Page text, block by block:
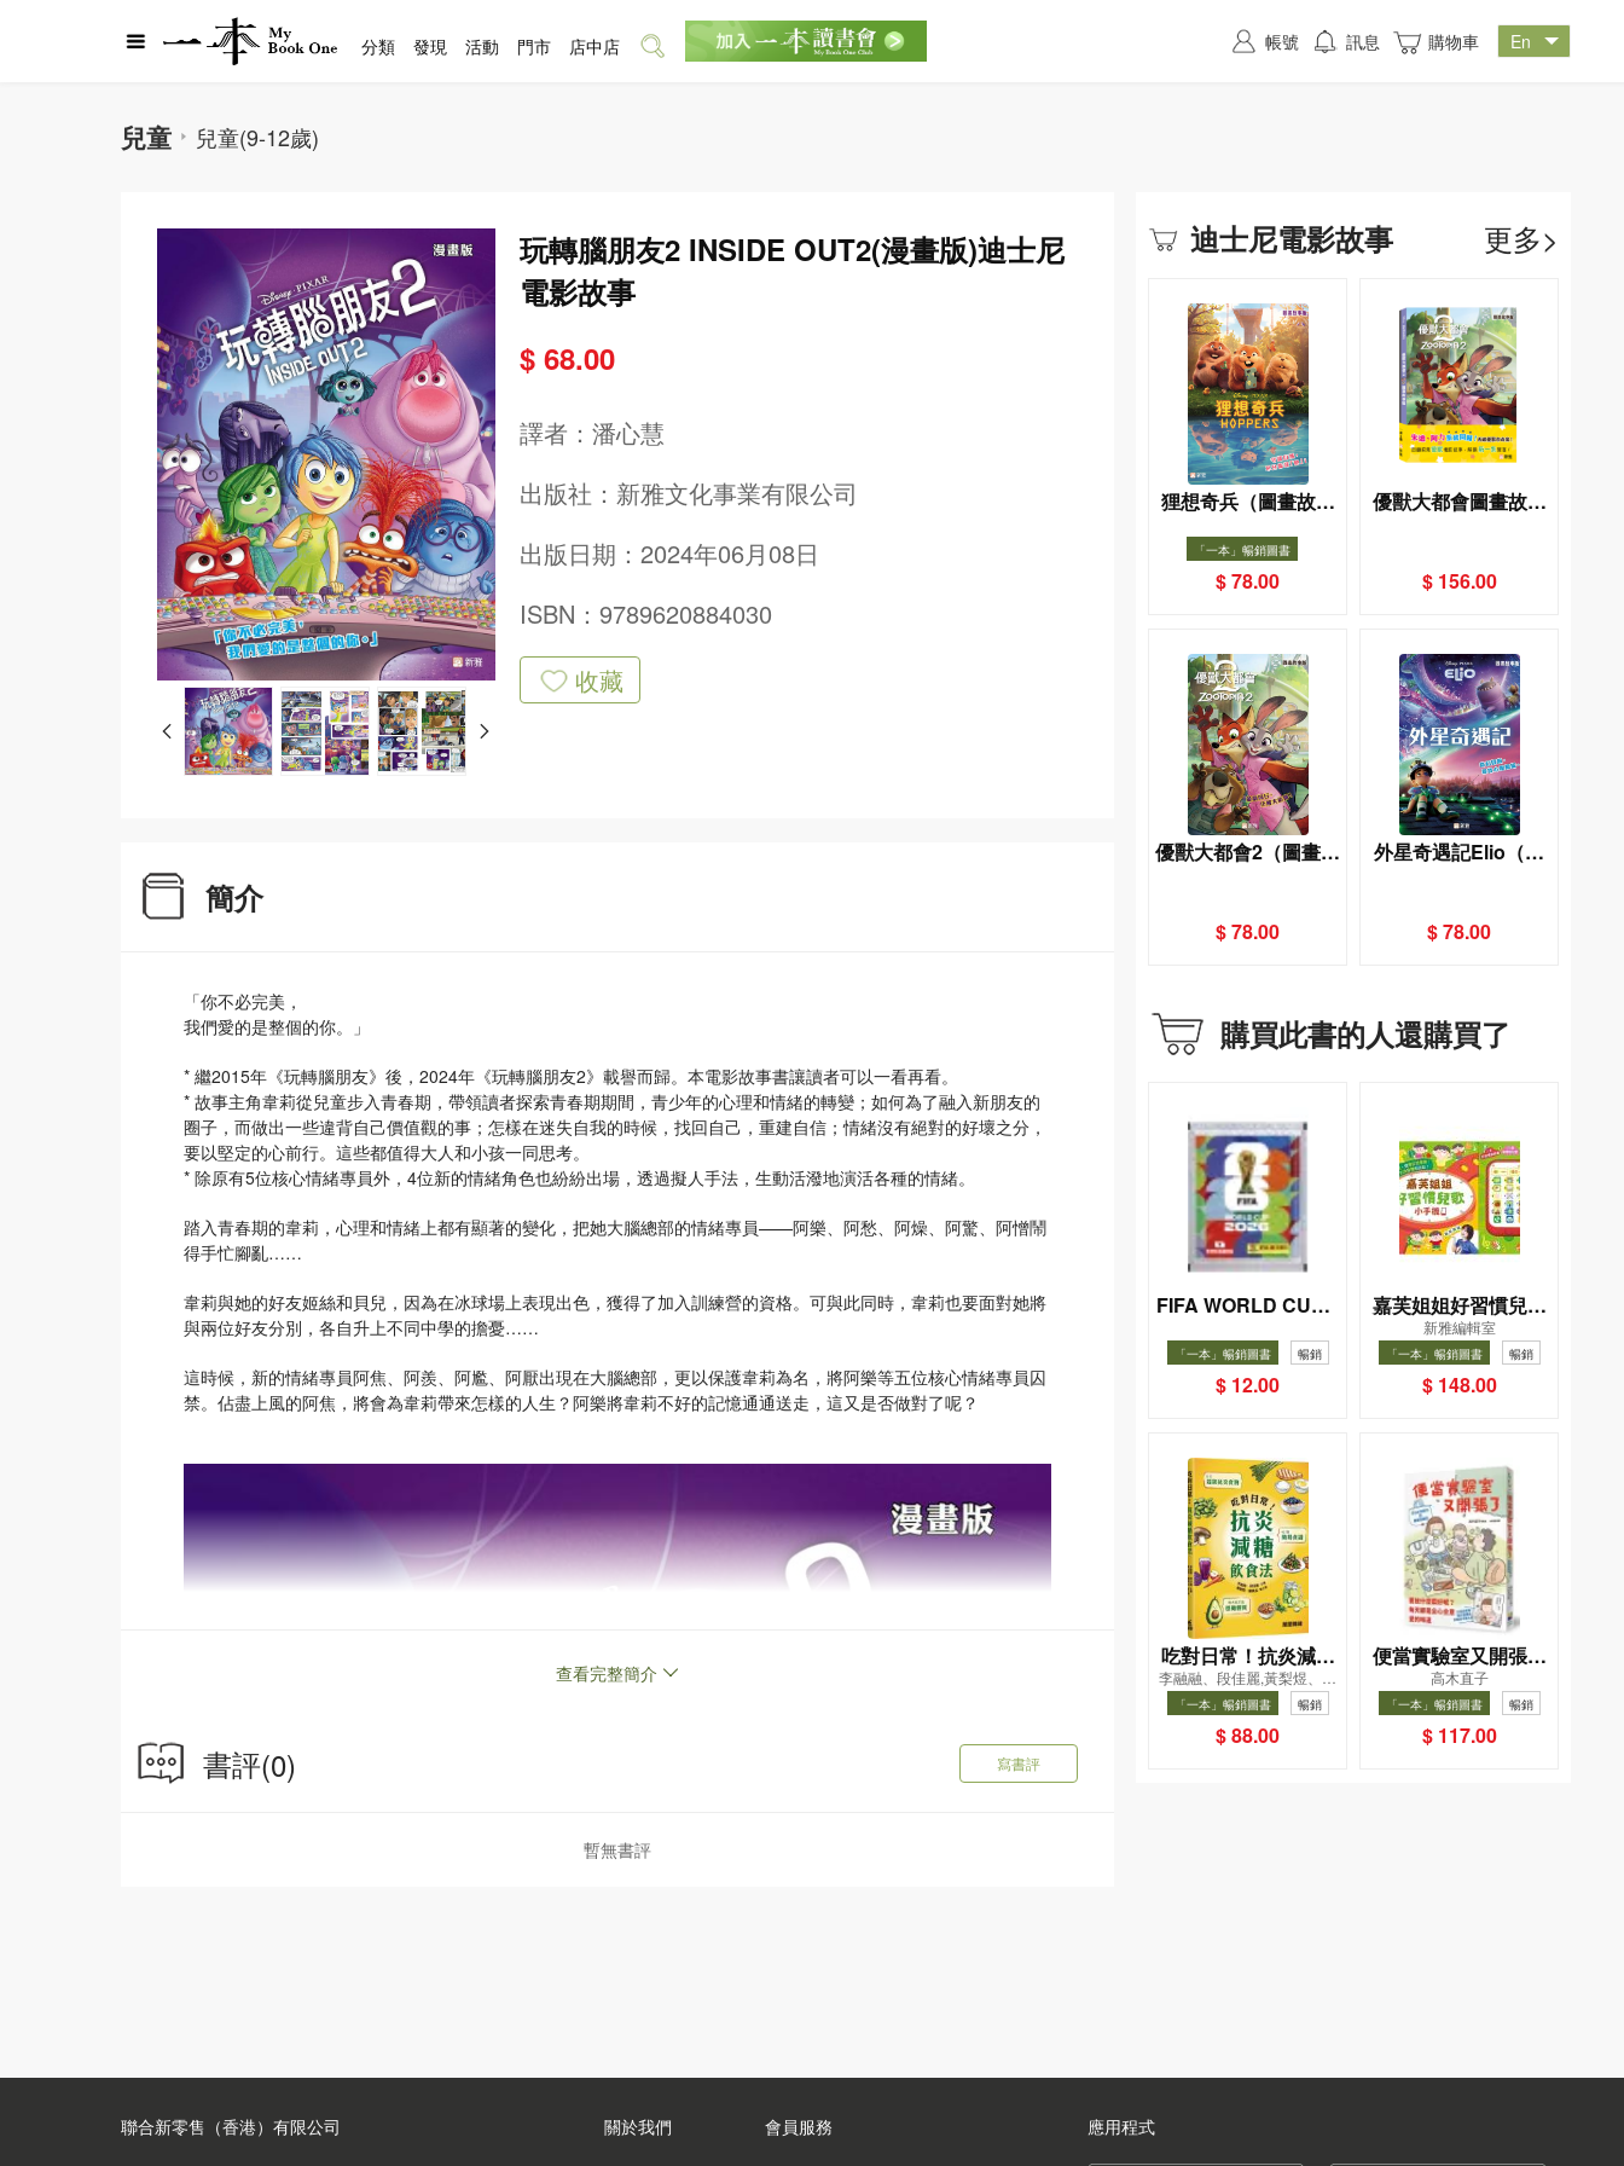
兒童 兒童(9-12歲)
玩轉腦朋友2 INSIDE OUT2(漫畫版)迪士尼
電影故事
$ 68.00
譯者： 潘心慧
出版社： 新雅文化事業有限公司
出版日期：2024年06月08日
ISBN：9789620884030
收藏
簡介
「你不必完美，
我們愛的是整個的你。」
* 繼2015年《玩轉腦朋友》後，2024年《玩轉腦朋友2》載譽而歸。本電影故事書讓讀者可以一看再看。
* 故事主角韋莉從兒童步入青春期，帶領讀者探索青春期期間，青少年的心理和情緒的轉變；如何為了融入新朋友的
圈子，而做出一些違背自己價值觀的事；怎樣在迷失自我的時候，找回自己，重建自信；情緒沒有絕對的好壞之分，
要以堅定的心前行。這些都值得大人和小孩一同思考。
* 除原有5位核心情緒專員外，4位新的情緒角色也紛紛出場，透過擬人手法，生動活潑地演活各種的情緒。
踏入青春期的韋莉，心理和情緒上都有顯著的變化，把她大腦總部的情緒專員——阿樂、阿愁、阿燥、阿驚、阿憎鬧
得手忙腳亂……
韋莉與她的好友姬絲和貝兒，因為在冰球場上表現出色，獲得了加入訓練營的資格。可與此同時，韋莉也要面對她將
與兩位好友分別，各自升上不同中學的擔憂……
這時候，新的情緒專員阿焦、阿羨、阿尷、阿厭出現在大腦總部，更以保護韋莉為名，將阿樂等五位核心情緒專員囚
禁。佔盡上風的阿焦，將會為韋莉帶來怎樣的人生？阿樂將韋莉不好的記憶通通送走，這又是否做對了呢？
查看完整簡介
書評(0) 寫書評
暫無書評
迪士尼電影故事 更多>
狸想奇兵（圖畫故事
版）
「一本」暢銷圖書
「一本」暢銷圖書
$ 78.00
優獸大都會圖畫故事
$ 156.00
優獸大都會2（圖畫故
$ 78.00
外星奇遇記Elio（圖
$ 78.00
購買此書的人還購買了
FIFA WORLD CUP 2
貼紙包）
「一本」暢銷圖書 暢銷
$ 12.00
嘉芙姐姐好習慣兒歌
小手機
新雅編輯室
「一本」暢銷圖書 暢銷
$ 148.00
吃對日常！抗炎減糖
飲食法
李融融、段佳麗,黃梨煜、顧
凱辰
「一本」暢銷圖書 暢銷
$ 88.00
便當實驗室又開張了
——日日和特別日的
菜單挑戰記
高木直子
「一本」暢銷圖書 暢銷
$ 117.00
分類 發現 活動 門市 店中店 帳號 訊息 購物車
聯合新零售（香港）有限公司 關於我們 會員服務 應用程式